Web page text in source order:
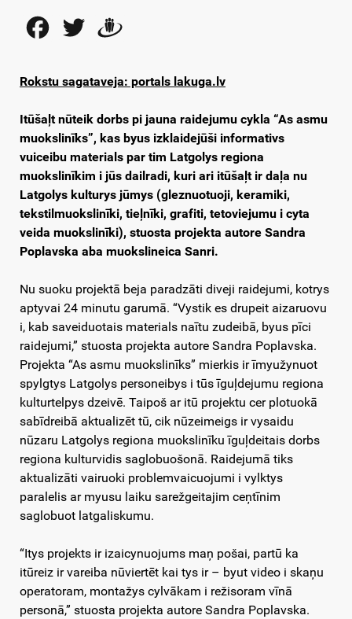
FacebookTwitter
Rokstu sagataveja: portals lakuga.lv
Itūšaļt nūteik dorbs pi jauna raidejumu cykla “As asmu
muokslinīks”, kas byus izklaidejūši informativs
vuiceibu materials par tim Latgolys regiona
muokslinīkim i jūs dailradi, kuri ari itūšaļt ir daļa nu
Latgolys kulturys jūmys (gleznuotuoji, keramiki,
tekstilmuokslinīki, tieļnīki, grafiti, tetoviejumu i cyta
veida muokslinīki), stuosta projekta autore Sandra
Poplavska aba muokslineica Sanri.
Nu suoku projektā beja paradzāti diveji raidejumi, kotrys
aptyvai 24 minutu garumā. “Vystik es drupeit aizaruovu
i, kab saveiduotais materials naītu zudeibā, byus pīci
raidejumi,” stuosta projekta autore Sandra Poplavska.
Projekta “As asmu muokslinīks” mierkis ir īmyužynuot
spylgtys Latgolys personeibys i tūs īguļdejumu regiona
kulturtelpys dzeivē. Taipoš ar itū projektu cer plotuokā
sabīdreibā aktualizēt tū, cik nūzeimeigs ir vysaidu
nūzaru Latgolys regiona muokslinīku īguļdeitais dorbs
regiona kulturvidis saglobuošonā. Raidejumā tiks
aktualizāti vairuoki problemvaicuojumi i vylktys
paralelis ar myusu laiku sarežgeitajim ceņtīnim
saglobuot latgaliskumu.
“Itys projekts ir izaicynuojums maņ pošai, partū ka
itūreiz ir vareiba nūviertēt kai tys ir – byut video i skaņu
operatoram, montažys cylvākam i režisoram vīnā
personā,” stuosta projekta autore Sandra Poplavska.